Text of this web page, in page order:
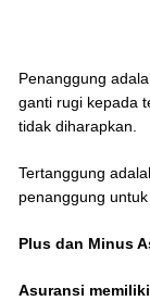
Penanggung
ganti rugi kepada
tidak diharapkan.
Tertanggung
penanggung
Plus dan Minus
Asuransi